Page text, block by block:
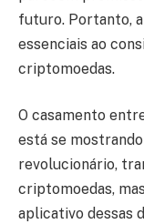
futuro. Portanto,
essenciais ao
criptomoedas.
O casamento
está se
revolucionário,
criptomoedas,
aplicativo dessas